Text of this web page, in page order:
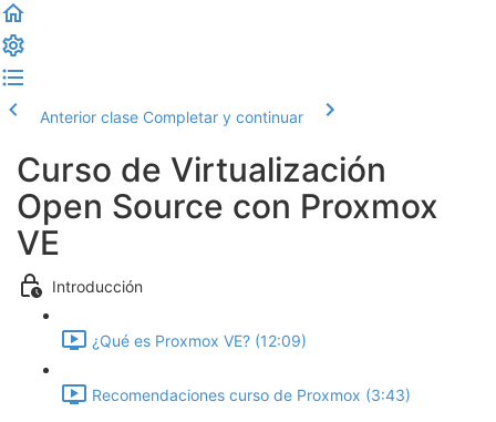
Anterior clase Completar y continuar
Curso de Virtualización
Open Source con Proxmox
VE
Introducción
¿Qué es Proxmox VE? (12:09)
Recomendaciones curso de Proxmox (3:43)